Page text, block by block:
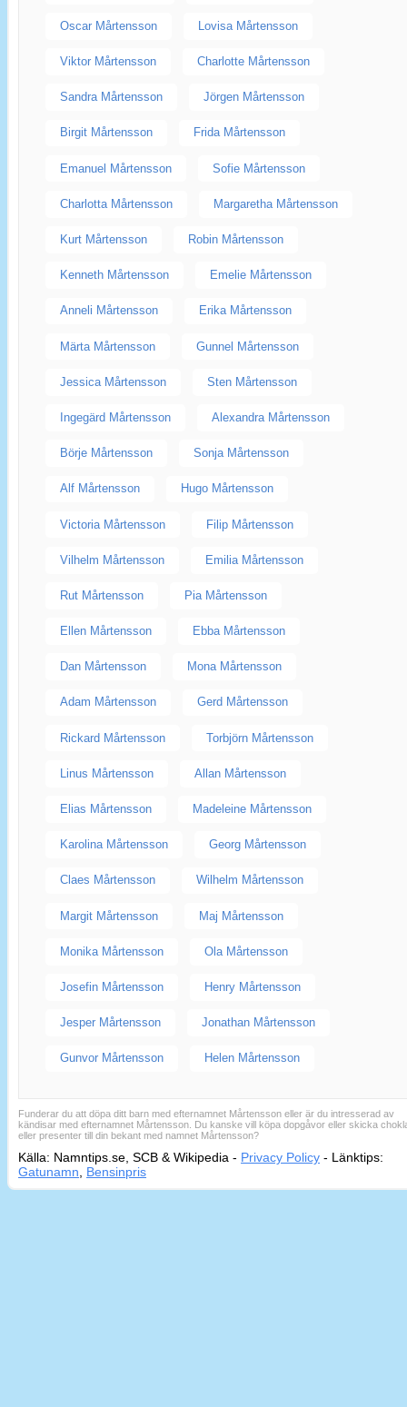
Oscar Mårtensson Lovisa Mårtensson
Viktor Mårtensson Charlotte Mårtensson
Sandra Mårtensson Jörgen Mårtensson
Birgit Mårtensson Frida Mårtensson
Emanuel Mårtensson Sofie Mårtensson
Charlotta Mårtensson Margaretha Mårtensson
Kurt Mårtensson Robin Mårtensson
Kenneth Mårtensson Emelie Mårtensson
Anneli Mårtensson Erika Mårtensson
Märta Mårtensson Gunnel Mårtensson
Jessica Mårtensson Sten Mårtensson
Ingegärd Mårtensson Alexandra Mårtensson
Börje Mårtensson Sonja Mårtensson
Alf Mårtensson Hugo Mårtensson
Victoria Mårtensson Filip Mårtensson
Vilhelm Mårtensson Emilia Mårtensson
Rut Mårtensson Pia Mårtensson
Ellen Mårtensson Ebba Mårtensson
Dan Mårtensson Mona Mårtensson
Adam Mårtensson Gerd Mårtensson
Rickard Mårtensson Torbjörn Mårtensson
Linus Mårtensson Allan Mårtensson
Elias Mårtensson Madeleine Mårtensson
Karolina Mårtensson Georg Mårtensson
Claes Mårtensson Wilhelm Mårtensson
Margit Mårtensson Maj Mårtensson
Monika Mårtensson Ola Mårtensson
Josefin Mårtensson Henry Mårtensson
Jesper Mårtensson Jonathan Mårtensson
Gunvor Mårtensson Helen Mårtensson
Funderar du att döpa ditt barn med efternamnet Mårtensson eller är du intresserad av
kändisar med efternamnet Mårtensson. Du kanske vill köpa dopgåvor eller skicka
eller presenter till din bekant med namnet Mårtensson?
Källa: Namntips.se, SCB & Wikipedia - Privacy Policy - Länktips:
Gatunamn
Bensinpris